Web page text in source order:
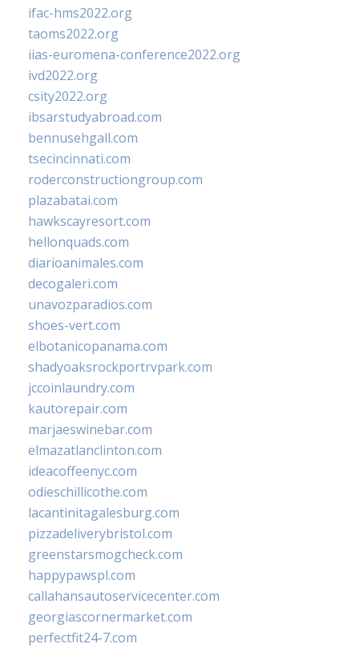
ifac-hms2022.org
taoms2022.org
iias-euromena-conference2022.org
ivd2022.org
csity2022.org
ibsarstudyabroad.com
bennusehgall.com
tsecincinnati.com
roderconstructiongroup.com
plazabatai.com
hawkscayresort.com
hellonquads.com
diarioanimales.com
decogaleri.com
unavozparadios.com
shoes-vert.com
elbotanicopanama.com
shadyoaksrockportrvpark.com
jccoinlaundry.com
kautorepair.com
marjaeswinebar.com
elmazatlanclinton.com
ideacoffeenyc.com
odieschillicothe.com
lacantinitagalesburg.com
pizzadeliverybristol.com
greenstarsmogcheck.com
happypawspl.com
callahansautoservicecenter.com
georgiascornermarket.com
perfectfit24-7.com